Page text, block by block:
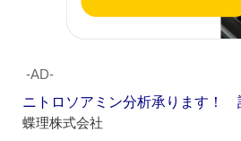
‐AD‐
ニトロソアミン分析承ります！
蝶理株式会社